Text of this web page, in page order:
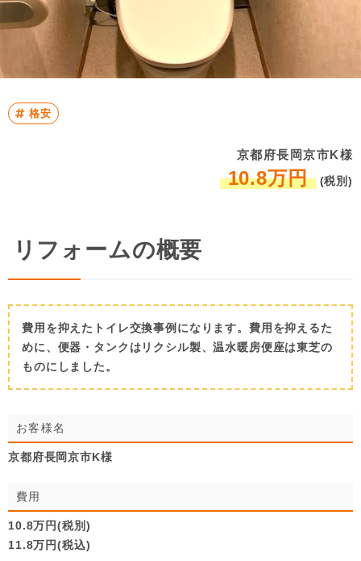
格安
京都府長岡京市K様
10.8万円 (税別)
リフォームの概要
費用を抑えたトイレ交換事例になります。費用を抑えるた
めに、便器・タンクはリクシル製、温水暖房便座は東芝の
ものにしました。
お客様名
京都府長岡京市K様
費用
10.8万円(税別)
11.8万円(税込)